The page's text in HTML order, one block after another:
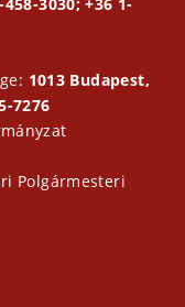
458-3030; +36 1-
1013 Budapest,
7276
Polgármesteri